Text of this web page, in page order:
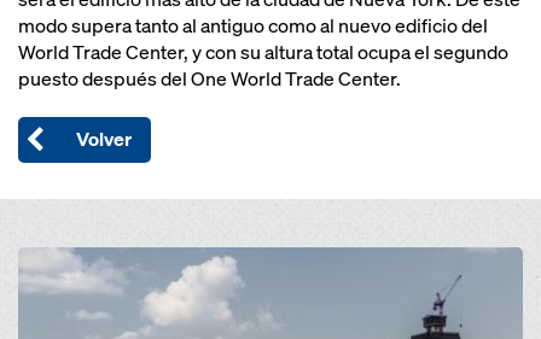
modo supera tanto al antiguo como al nuevo edificio del
World Trade Center, y con su altura total ocupa el segundo
puesto después del One World Trade Center.
Volver